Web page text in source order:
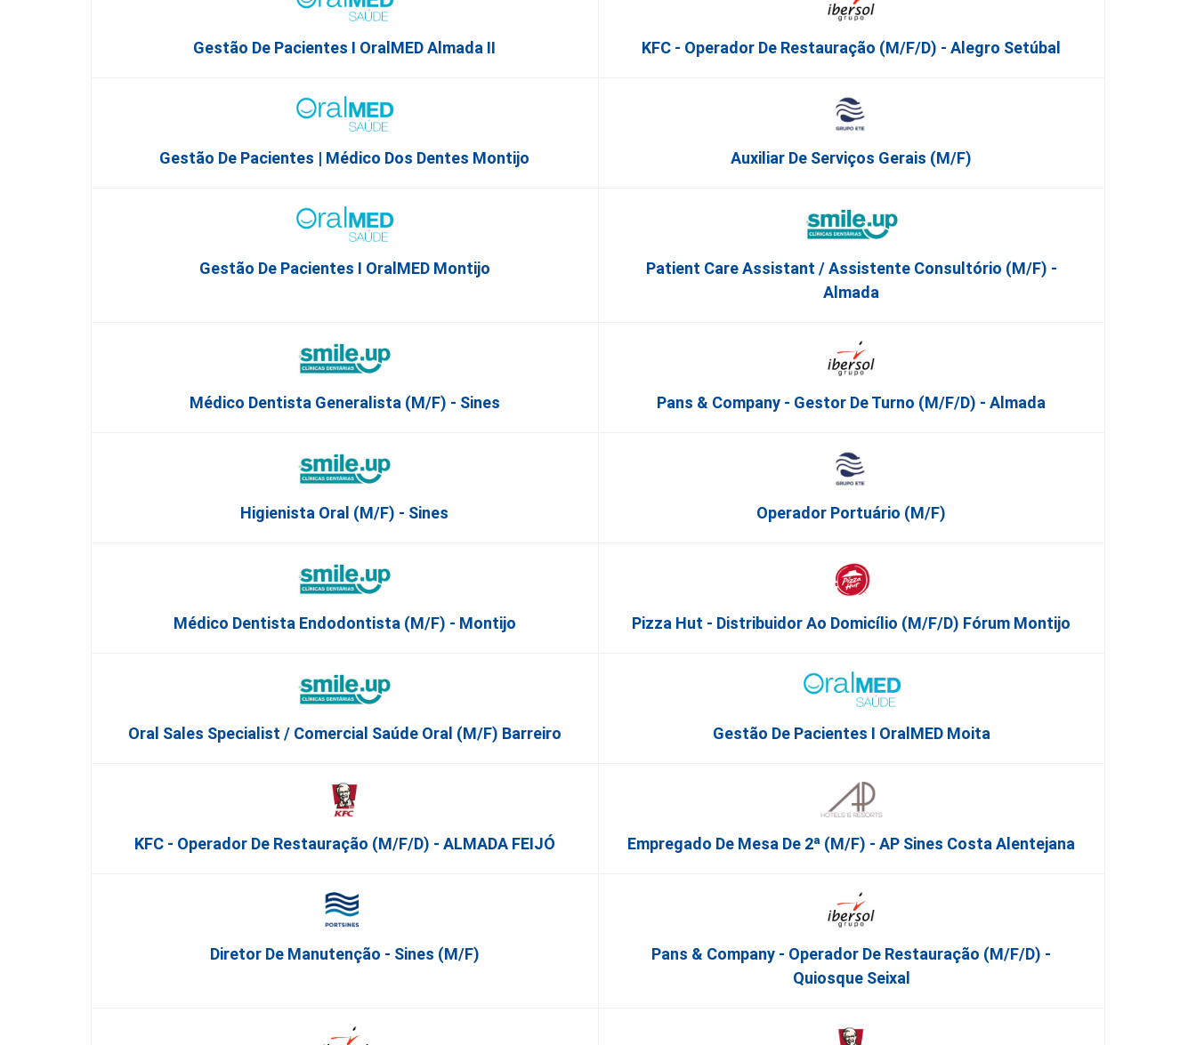
Gestão De Pacientes I OralMED Almada II KFC - Operador De Restauração (m/f/d) - Alegro Setúbal
Gestão De Pacientes | Médico Dos Dentes Montijo Auxiliar De Serviços Gerais (m/f)
Gestão De Pacientes I OralMED Montijo
Patient Care Assistant / Assistente Consultório (M/F) -
Almada
Médico Dentista Generalista (M/F) - Sines Pans & Company - Gestor De Turno (m/f/d) - Almada
Higienista Oral (M/F) - Sines Operador Portuário (m/f)
Médico Dentista Endodontista (M/F) - Montijo Pizza Hut - Distribuidor Ao Domicílio (m/f/d) Fórum Montijo
Oral Sales Specialist / Comercial Saúde Oral (M/F) Barreiro Gestão De Pacientes I OralMED Moita
KFC - Operador De Restauração (m/f/d) - ALMADA FEIJÓ Empregado De Mesa De 2ª (M/F) - AP Sines Costa Alentejana
Diretor De Manutenção - Sines (m/f)
Pans & Company - Operador De Restauração (m/f/d) -
Quiosque Seixal